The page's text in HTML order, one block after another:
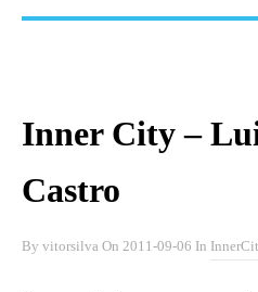
Inner City –
Castro
By vitorsilva On 2011-09-06 In